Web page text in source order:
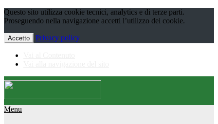
Questo sito utilizza cookie tecnici, analytics e di terze parti.
Proseguendo nella navigazione accetti l’utilizzo dei cookie.
Accetto Privacy policy
Menu